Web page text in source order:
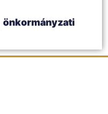
önkormányzati